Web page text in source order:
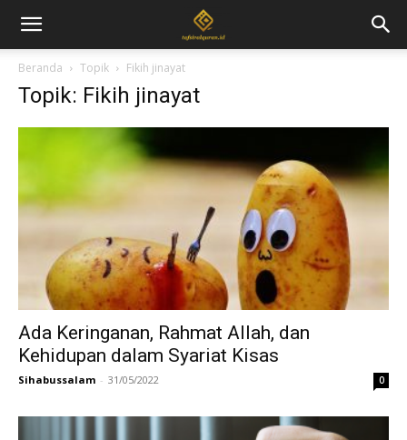
Beranda Topik Fikih jinayat
Topik: Fikih jinayat
Ada Keringanan, Rahmat Allah, dan
Kehidupan dalam Syariat Kisas
Sihabussalam - 31/05/2022 0